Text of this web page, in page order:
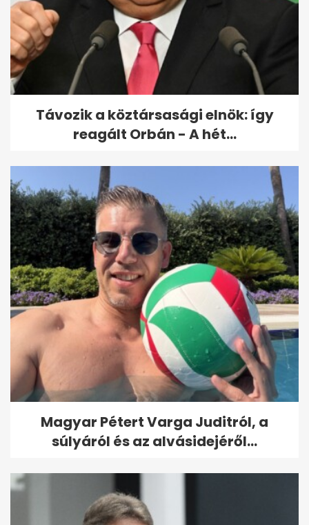
Sok budapesti várt erre -
hiánypótló döntés született
az...
Távozik a köztársasági elnök: így
reagált Orbán - A hét...
Magyar Pétert Varga Juditról, a
súlyáról és az alvásidejéről...